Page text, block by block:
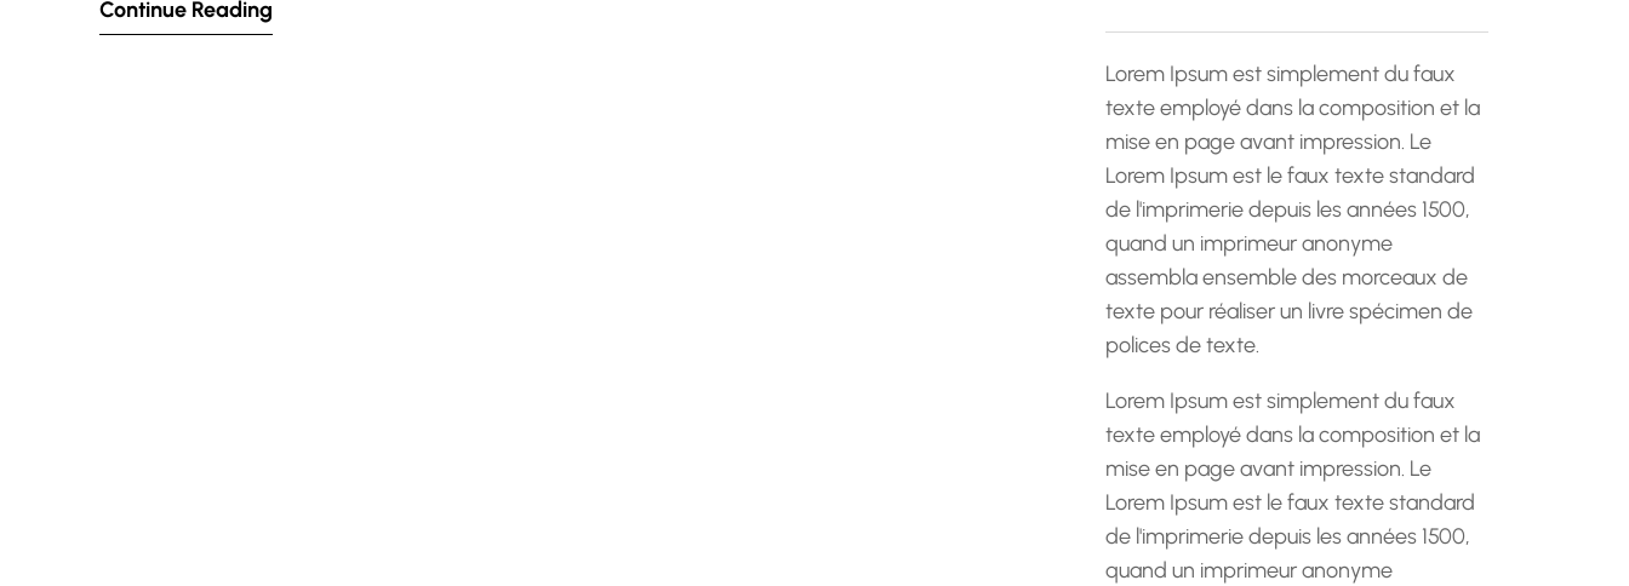
Continue Reading
h
e
Lorem Ipsum est simplement du faux
texte employé dans la composition et la
mise en page avant impression. Le
Lorem Ipsum est le faux texte standard
de l'imprimerie depuis les années 1500,
quand un imprimeur anonyme
assembla ensemble des morceaux de
texte pour réaliser un livre spécimen de
polices de texte.
Lorem Ipsum est simplement du faux
texte employé dans la composition et la
mise en page avant impression. Le
Lorem Ipsum est le faux texte standard
de l'imprimerie depuis les années 1500,
quand un imprimeur anonyme